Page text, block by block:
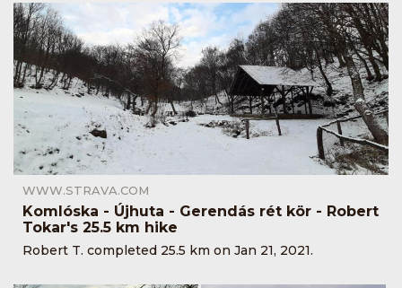
WWW.STRAVA.COM
Komlóska - Újhuta - Gerendás rét kör - Robert
Tokar's 25.5 km hike
Robert T. completed 25.5 km on Jan 21, 2021.